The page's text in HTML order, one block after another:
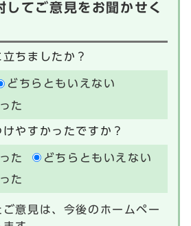
してご意見をお聞かせく
ちましたか？
どちらともいえない
た
やすかったですか？
た
どちらともいえない
た
意見は、今後のホームペー